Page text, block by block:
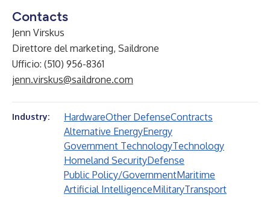
Contacts
Jenn Virskus
Direttore del marketing, Saildrone
Ufficio: (510) 956-8361
jenn.virskus@saildrone.com
Industry: HardwareOther DefenseContracts
Alternative EnergyEnergy
Government TechnologyTechnology
Homeland SecurityDefense
Public Policy/GovernmentMaritime
Artificial IntelligenceMilitaryTransport